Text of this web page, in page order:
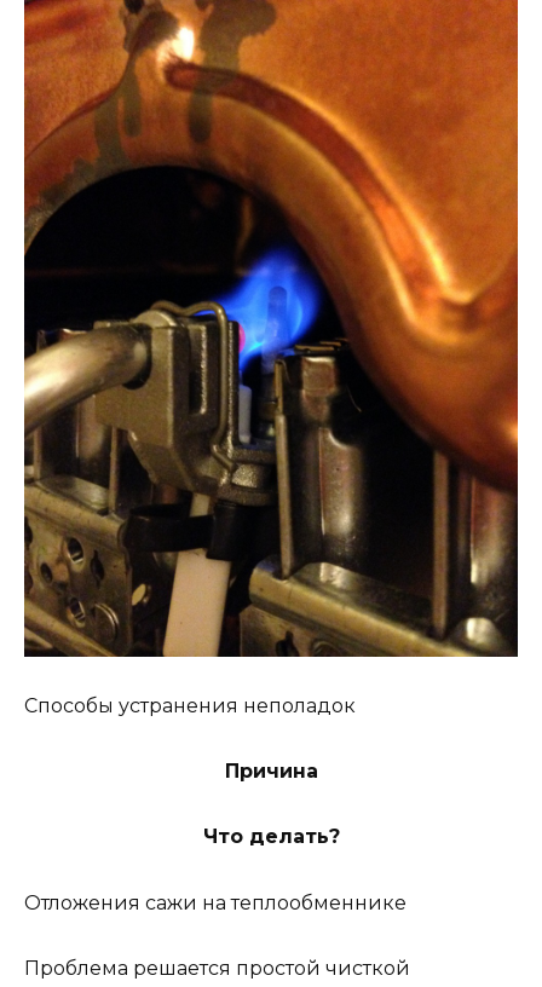
Способы устранения неполадок
Причина
Что делать?
Отложения сажи на теплообменнике
Проблема решается простой чисткой